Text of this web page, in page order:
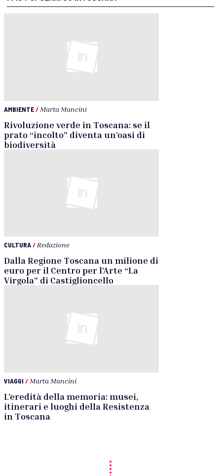
AMBIENTE/ Marta Mancini
Rivoluzione verde in Toscana: se il
prato “incolto” diventa un’oasi di
biodiversità
CULTURA/ Redazione
Dalla Regione Toscana un milione di
euro per il Centro per l’Arte “La
Virgola” di Castiglioncello
VIAGGI / Marta Mancini
L’eredità della memoria: musei,
itinerari e luoghi della Resistenza
in Toscana